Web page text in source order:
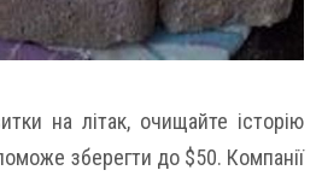
на літак, очищайте історію
зберегти до $50. Компанії